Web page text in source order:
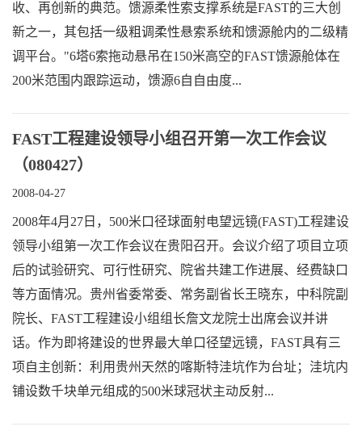
收、再创新的典范。馈源柔性索支撑系统是FAST的三大创
新之一，其包括一级粗调柔性悬索系统和馈源舱内的二级精
调平台。"6塔6索拖动悬吊在150米高空的FAST馈源舱体在
200米范围内跟踪运动，馈源6自自由度...
FAST工程建设领导小组召开第一次工作会议
（080427）
2008-04-27
2008年4月27日，500米口径球面射电望远镜(FAST)工程建设
领导小组第一次工作会议在贵阳召开。会议介绍了项目立项
后的试验研究、可行性研究、院省共建工作进展、经费缺口
等方面情况。贵州省委常委、常务副省长王晓东，中科院副
院长、FAST工程建设小组组长詹文龙院士出席会议并讲
话。作为即将建设的世界最大单口径望远镜，FAST具有三
项自主创新：利用贵州天然的喀斯特洼坑作为台址；洼坑内
铺设数千块单元组成的500米球冠状主动反射...